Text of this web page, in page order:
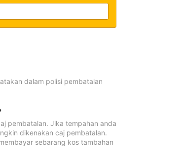
dalam polisi pembatalan
pembatalan. Jika tempahan anda
dikenakan caj pembatalan.
sebarang kos tambahan